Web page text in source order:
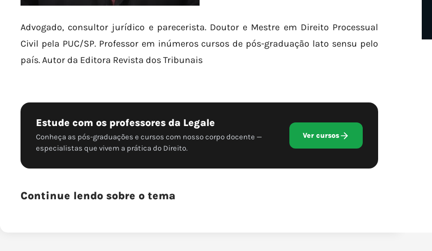
Advogado, consultor jurídico e parecerista. Doutor e Mestre em Direito Processual
Civil pela PUC/SP. Professor em inúmeros cursos de pós-graduação lato sensu pelo
país. Autor da Editora Revista dos Tribunais
Estude com os professores da Legale
Conheça as pós-graduações e cursos com nosso corpo docente —
especialistas que vivem a prática do Direito.
Ver cursos
Continue lendo sobre o tema